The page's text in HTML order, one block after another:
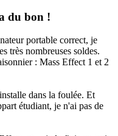
du bon !
portable correct, je
très nombreuses soldes.
: Mass Effect 1 et 2
dans la foulée. Et
étudiant, je n'ai pas de